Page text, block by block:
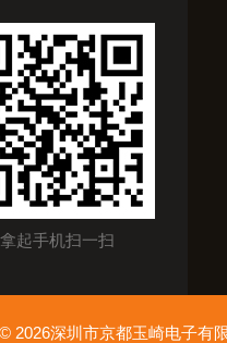
拿起手机扫一扫
2026深圳市京都玉崎电子